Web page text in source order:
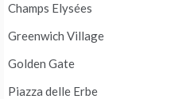
Champs Elysées
Greenwich Village
Golden Gate
Piazza delle Erbe